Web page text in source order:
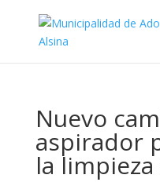
Nuevo
aspirador
la